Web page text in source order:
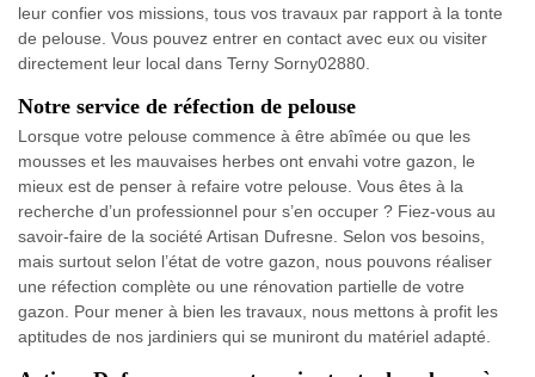
leur confier vos missions, tous vos travaux par rapport à la tonte
de pelouse. Vous pouvez entrer en contact avec eux ou visiter
directement leur local dans Terny Sorny02880.
Notre service de réfection de pelouse
Lorsque votre pelouse commence à être abîmée ou que les
mousses et les mauvaises herbes ont envahi votre gazon, le
mieux est de penser à refaire votre pelouse. Vous êtes à la
recherche d’un professionnel pour s’en occuper ? Fiez-vous au
savoir-faire de la société Artisan Dufresne. Selon vos besoins,
mais surtout selon l’état de votre gazon, nous pouvons réaliser
une réfection complète ou une rénovation partielle de votre
gazon. Pour mener à bien les travaux, nous mettons à profit les
aptitudes de nos jardiniers qui se muniront du matériel adapté.